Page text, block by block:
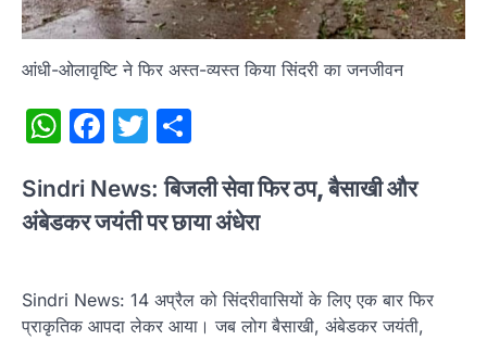
आंधी-ओलावृष्टि ने फिर अस्त-व्यस्त किया सिंदरी का जनजीवन
WhatsApp
Facebook
Twitter
Sindri News:बिजली सेवा फिर ठप, बैसाखी और
अंबेडकर जयंती पर छाया अंधेरा
Sindri News: 14 अप्रैल को सिंदरीवासियों के लिए एक बार फिर
प्राकृतिक आपदा लेकर आया। जब लोग बैसाखी, अंबेडकर जयंती,